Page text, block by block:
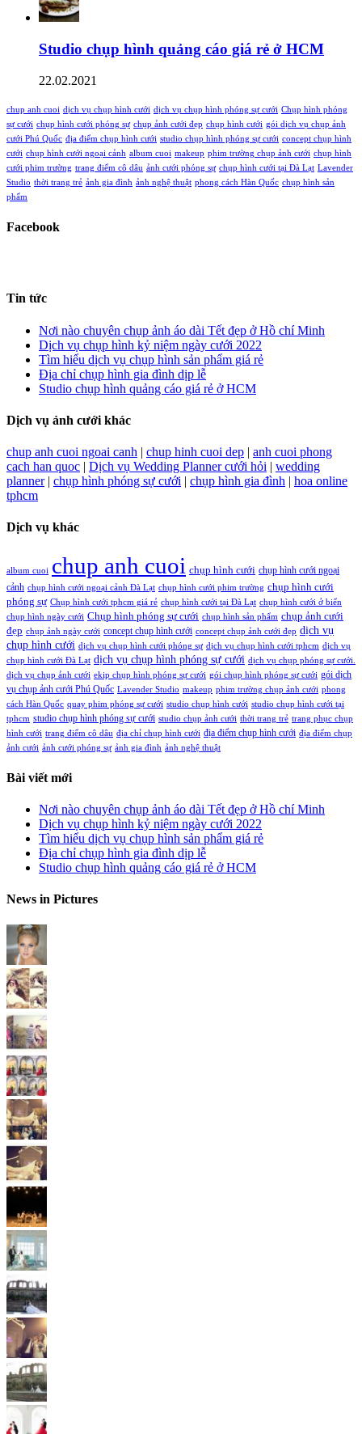
Studio chụp hình quảng cáo giá rẻ ở HCM
22.02.2021
chup anh cuoi dịch vụ chụp hình cưới dịch vụ chụp hình phóng sự cưới Chụp hình phóng
sự cưới chụp hình cưới phóng sự chụp ảnh cưới đẹp chụp hình cưới gói dịch vụ chụp ảnh
cưới Phú Quốc địa điểm chụp hình cưới studio chụp hình phóng sự cưới concept chụp hình
cưới chụp hình cưới ngoại cảnh album cuoi makeup phim trường chụp ảnh cưới chụp hình
cưới phim trường trang điểm cô dâu ảnh cưới phóng sự chụp hình cưới tại Đà Lạt Lavender
Studio thời trang trẻ ảnh gia đình ảnh nghệ thuật phong cách Hàn Quốc chụp hình sản
phẩm
Facebook
Tin tức
Nơi nào chuyên chụp ảnh áo dài Tết đẹp ở Hồ chí Minh
Dịch vụ chụp hình kỷ niệm ngày cưới 2022
Tìm hiểu dịch vụ chụp hình sản phẩm giá rẻ
Địa chỉ chụp hình gia đình dịp lễ
Studio chụp hình quảng cáo giá rẻ ở HCM
Dịch vụ ảnh cưới khác
chup anh cuoi ngoai canh | chup hinh cuoi dep | anh cuoi phong
cach han quoc | Dịch vụ Wedding Planner cưới hỏi | wedding
planner| chụp hình phóng sự cưới | chụp hình gia đình | hoa online
tphcm
Dịch vụ khác
album cuoi chup anh cuoi chụp hình cưới chụp hình cưới ngoại
cảnh chụp hình cưới ngoại cảnh Đà Lạt chụp hình cưới phim trường chụp hình cưới
phóng sự Chụp hình cưới tphcm giá rẻ chụp hình cưới tại Đà Lạt chụp hình cưới ở biển
chụp hình ngày cưới Chụp hình phóng sự cưới chụp hình sản phẩm chụp ảnh cưới
đẹp chụp ảnh ngày cưới concept chụp hình cưới concept chụp ảnh cưới đẹp dịch vụ
chụp hình cưới dịch vụ chụp hình cưới phóng sự dịch vụ chụp hình cưới tphcm dịch vụ
chụp hình cưới Đà Lạt dịch vụ chụp hình phóng sự cưới dịch vụ chụp phóng sự cưới.
dịch vụ chụp ảnh cưới ekip chụp hình phóng sự cưới gói chụp hình phóng sự cưới gói dịch
vụ chụp ảnh cưới Phú Quốc Lavender Studio makeup phim trường chụp ảnh cưới phong
cách Hàn Quốc quay phim phóng sự cưới studio chụp hình cưới studio chụp hình cưới tại
tphcm studio chụp hình phóng sự cưới studio chụp ảnh cưới thời trang trẻ trang phục chụp
hình cưới trang điểm cô dâu địa chỉ chụp hình cưới địa điểm chụp hình cưới địa điểm chụp
ảnh cưới ảnh cưới phóng sự ảnh gia đình ảnh nghệ thuật
Bài viết mới
Nơi nào chuyên chụp ảnh áo dài Tết đẹp ở Hồ chí Minh
Dịch vụ chụp hình kỷ niệm ngày cưới 2022
Tìm hiểu dịch vụ chụp hình sản phẩm giá rẻ
Địa chỉ chụp hình gia đình dịp lễ
Studio chụp hình quảng cáo giá rẻ ở HCM
News in Pictures